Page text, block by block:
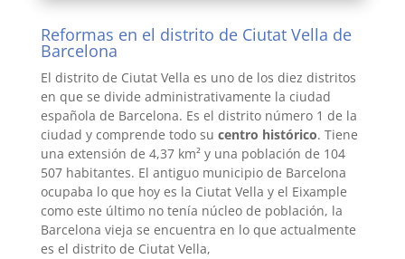
Reformas en el distrito de Ciutat Vella de
Barcelona
El distrito de Ciutat Vella​​​ es uno de los diez distritos
en que se divide administrativamente la ciudad
española de Barcelona. Es el distrito número 1 de la
ciudad y comprende todo su centro histórico. Tiene
una extensión de 4,37 km² y una población de 104
507 habitantes. El antiguo municipio de Barcelona
ocupaba lo que hoy es la Ciutat Vella y el Eixample
como este último no tenía núcleo de población, la
Barcelona vieja se encuentra en lo que actualmente
es el distrito de Ciutat Vella,